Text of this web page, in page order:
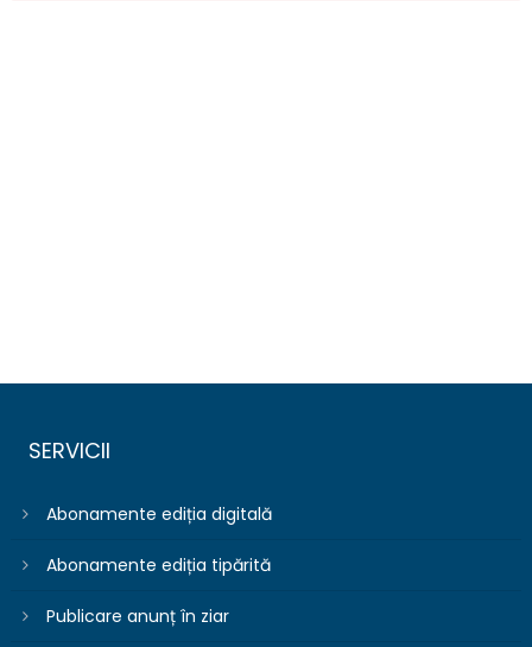
SERVICII
Abonamente ediția digitală
Abonamente ediția tipărită
Publicare anunț în ziar